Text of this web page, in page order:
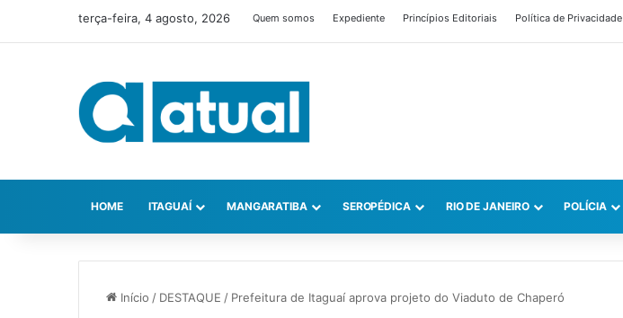
terça-feira, 4 agosto, 2026 Quem somos Expediente Princípios Editoriais Política de Privacidade
HOME ITAGUAÍ MANGARATIBA SEROPÉDICA RIO DE JANEIRO POLÍCIA
Início / DESTAQUE / Prefeitura de Itaguaí aprova projeto do Viaduto de Chaperó